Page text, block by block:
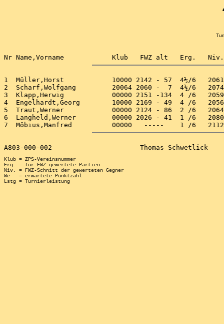
1  Müller,Horst            10000 2142 - 57  4½/6   2061
2  Scharf,Wolfgang         20064 2060 -  7  4½/6
3  Klapp,Herwig            00000 2151 -134  4 /6   2059
4  Engelhardt,Georg        10000 2169 - 49  4 /6
5  Traut,Werner            00000 2124 - 86  2 /6   2064
6  Langheld,Werner         00000 2026 - 41  1 /6
Klub = ZPS-Vereinsnummer
Erg. = für FWZ gewertete Partien
Niv. = FWZ-Schnitt der gewerteten Gegner
We   = erwartete Punktzahl